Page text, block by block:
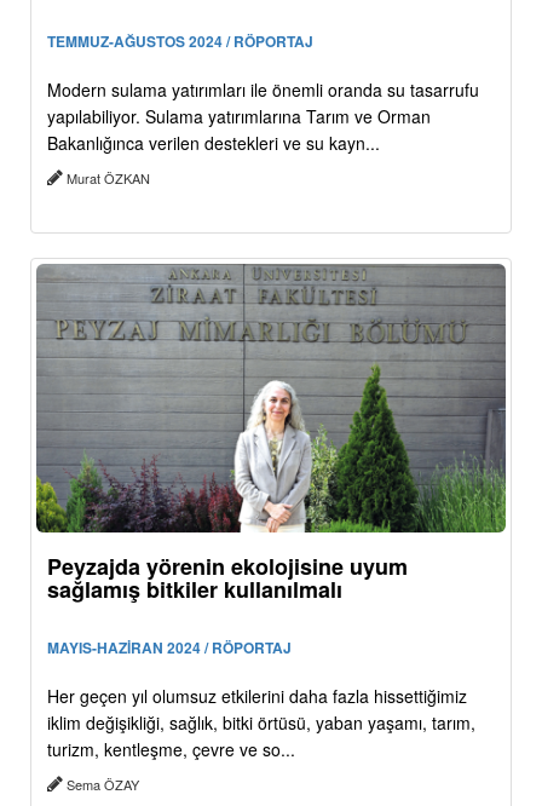
TEMMUZ-AĞUSTOS 2024 / RÖPORTAJ
Modern sulama yatırımları ile önemli oranda su tasarrufu
yapılabiliyor. Sulama yatırımlarına Tarım ve Orman
Bakanlığınca verilen destekleri ve su kayn...
Murat ÖZKAN
Peyzajda yörenin ekolojisine uyum
sağlamış bitkiler kullanılmalı
MAYIS-HAZİRAN 2024 / RÖPORTAJ
Her geçen yıl olumsuz etkilerini daha fazla hissettiğimiz
iklim değişikliği, sağlık, bitki örtüsü, yaban yaşamı, tarım,
turizm, kentleşme, çevre ve so...
Sema ÖZAY